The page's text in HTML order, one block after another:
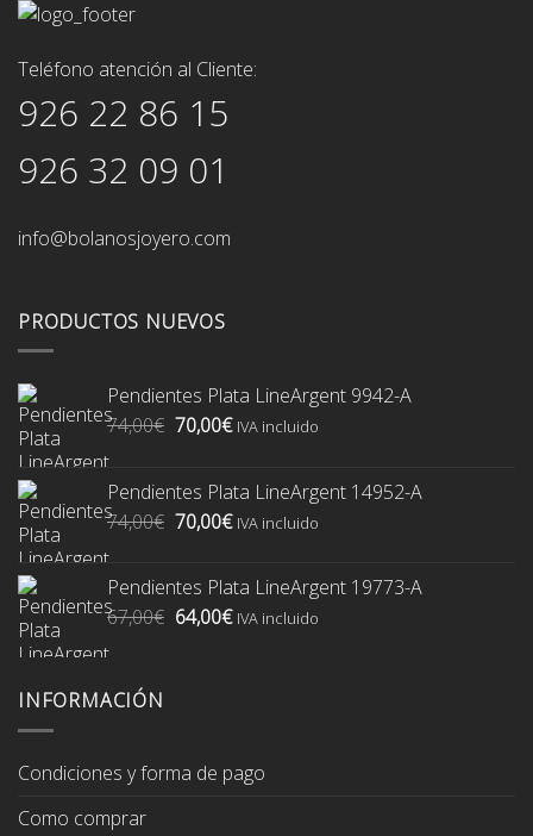
Teléfono atención al Cliente:
926 22 86 15
926 32 09 01
info@bolanosjoyero.com
PRODUCTOS NUEVOS
Pendientes Plata LineArgent 9942-A
74,00€ El
era:
74,00€.
70,00€El
es:
70,00€.
IVA incluido
Pendientes Plata LineArgent 14952-A
74,00€ El
era:
74,00€.
70,00€El
es:
70,00€.
IVA incluido
Pendientes Plata LineArgent 19773-A
67,00€ El
64,00€ElIVA incluido
INFORMACIÓN
Condiciones y forma de pago
Como comprar